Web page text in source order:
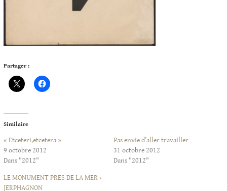
Partager :
Similaire
« Etceteri,etcetera »
9 octobre 2012
Dans "2012"
Pas envie d’aller travailler
31 octobre 2012
Dans "2012"
LE MONUMENT PRES DE LA MER +
JERPHAGNON